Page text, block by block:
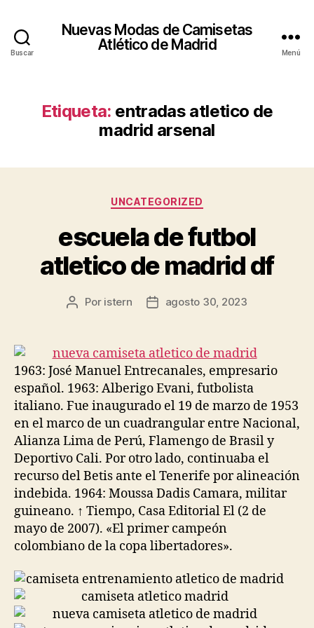
Buscar
Nuevas Modas de Camisetas
Atlético de Madrid
Menú
Etiqueta: entradas atletico de
madrid arsenal
Categorías
UNCATEGORIZED
escuela de futbol
atletico de madrid df
Autor
entrada
Por istern
Fecha
entrada
agosto 30, 2023
1963: José Manuel Entrecanales, empresario
español. 1963: Alberigo Evani, futbolista
italiano. Fue inaugurado el 19 de marzo de 1953
en el marco de un cuadrangular entre Nacional,
Alianza Lima de Perú, Flamengo de Brasil y
Deportivo Cali. Por otro lado, continuaba el
recurso del Betis ante el Tenerife por alineación
indebida. 1964: Moussa Dadis Camara, militar
guineano. ↑ Tiempo, Casa Editorial El (2 de
mayo de 2007). «El primer campeón
colombiano de la copa libertadores».